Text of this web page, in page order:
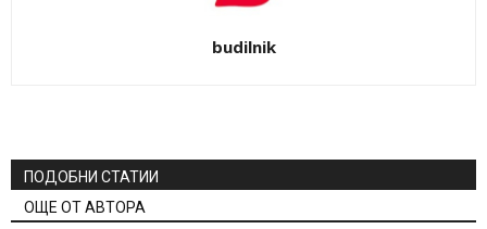
budilnik
ПОДОБНИ СТАТИИ
ОЩЕ ОТ АВТОРА